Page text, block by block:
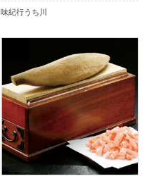
味紀行うち川